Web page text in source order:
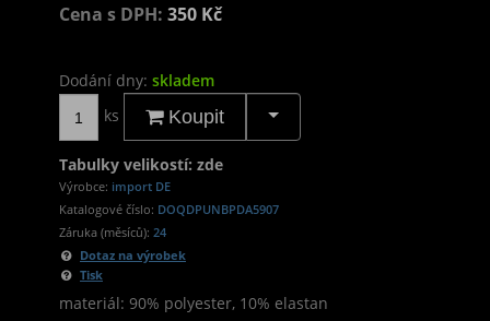
Cena s DPH: 350 Kč
Dodání dny: skladem
ks
Koupit
Tabulky velikostí: zde
Výrobce: import DE
Katalogové číslo: DOQDPUNBPDA5907
Záruka (měsíců): 24
Dotaz na výrobek
Tisk
materiál: 90% polyester, 10% elastan